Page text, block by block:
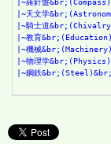
|~羅針盤
|~天文学
|~騎士道
|~教育
|~機械
|~物理学
|~鋼鉄